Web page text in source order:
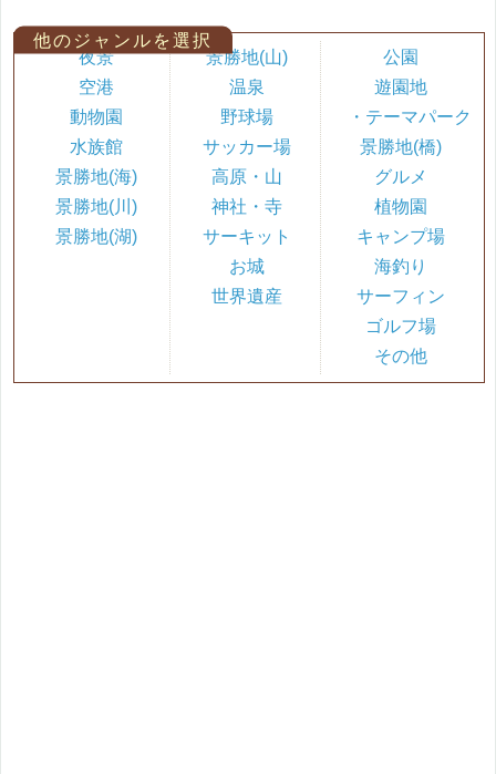
他のジャンルを選択
夜景
空港
動物園
水族館
景勝地(海)
景勝地(川)
景勝地(湖)
景勝地(山)
温泉
野球場
サッカー場
高原・山
神社・寺
サーキット
お城
世界遺産
公園
遊園地
・テーマパーク
景勝地(橋)
グルメ
植物園
キャンプ場
海釣り
サーフィン
ゴルフ場
その他